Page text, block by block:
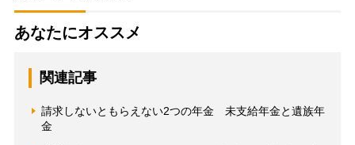
あなたにオススメ
関連記事
請求しないともらえない2つの年金 未支給年金と遺族年
金